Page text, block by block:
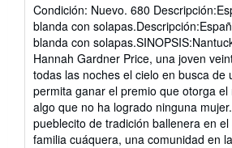
vendedor:
5
de
5
estrellas
Condición: Nuevo. 680
blanda con
blanda con
Hannah Gardner Price, una joven
todas las noches el cielo en busca de
permita ganar el premio que otorga el
algo que no ha logrado ninguna
pueblecito de tradición ballenera en
familia cuáquera, una comunidad en